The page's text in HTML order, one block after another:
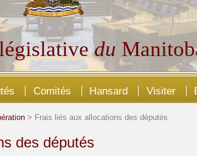
du
Comités Hansard Visiter
> Frais liés aux allocations des députés
des députés